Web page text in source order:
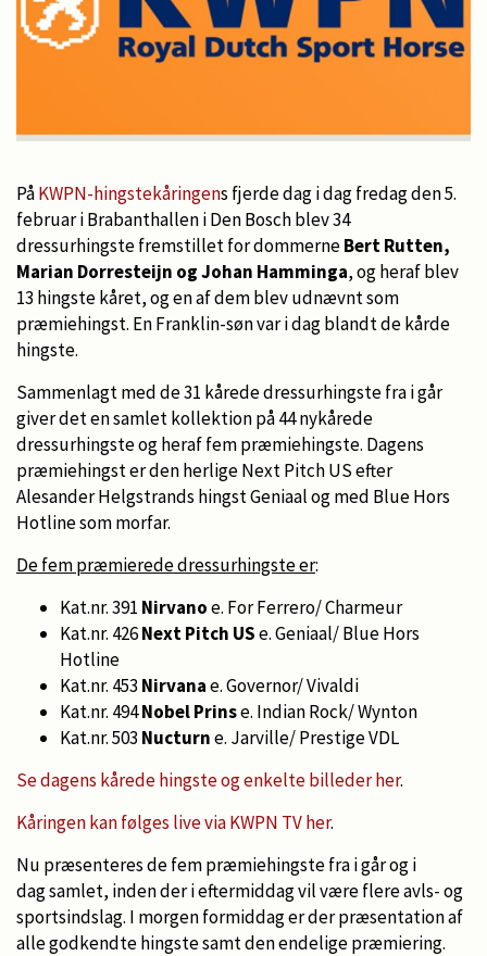
PåKWPN-hingstekåringens fjerde dag i dag fredag den 5.
februar i Brabanthallen i Den Bosch blev 34
dressurhingste fremstillet for dommerneBert Rutten,
Marian Dorresteijn og Johan Hamminga, og heraf blev
13 hingste kåret, og en af dem blev udnævnt som
præmiehingst. En Franklin-søn var i dag blandt de kårde
hingste.
Sammenlagt med de 31 kårede dressurhingste fra i går
giver det en samlet kollektion på 44 nykårede
dressurhingste og heraf fem præmiehingste. Dagens
præmiehingst er den herlige Next Pitch US efter
Alesander Helgstrands hingst Geniaal og med Blue Hors
Hotline som morfar.
De fem præmierede dressurhingste er:
Kat.nr. 391 Nirvanoe. For Ferrero/ Charmeur
Kat.nr. 426Next Pitch USe. Geniaal/ Blue Hors
Hotline
Kat.nr. 453 Nirvanae. Governor/ Vivaldi
Kat.nr. 494Nobel Prinse. Indian Rock/ Wynton
Kat.nr. 503 Nucturne. Jarville/ Prestige VDL
Se dagens kårede hingste og enkelte billeder her.
Kåringen kan følges live via KWPN TV her.
Nu præsenteres de fem præmiehingste fra i går og i
dag samlet, inden der i eftermiddag vil være flere avls- og
sportsindslag. I morgen formiddag er der præsentation af
alle godkendte hingste samt den endelige præmiering.